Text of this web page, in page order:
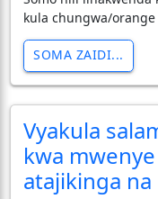
kula chungwa/orange
SOMA ZAIDI...
Vyakula
kwa
atajikinga